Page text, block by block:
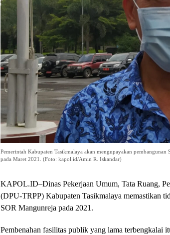
Pemerintah Kabupaten Tasikmalaya akan mengupayakan
pada Maret 2021. (Foto: kapol.id/Amin R. Iskandar)
KAPOL.ID–Dinas Pekerjaan Umum, Tata Ruang,
(DPU-TRPP) Kabupaten Tasikmalaya memastikan
SOR Mangunreja pada 2021.
Pembenahan fasilitas publik yang lama terbengkalai